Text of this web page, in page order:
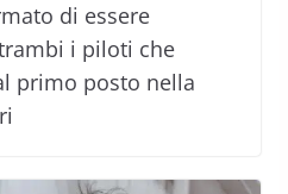
di essere
i piloti che
primo posto nella